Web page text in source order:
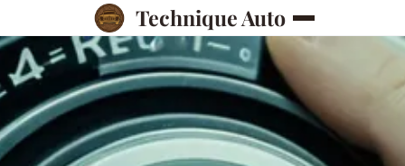
Technique Auto